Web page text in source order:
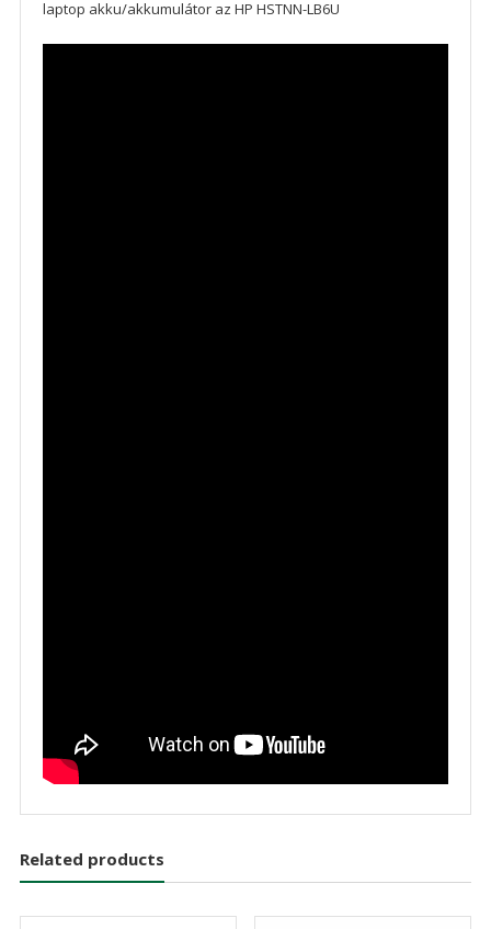
laptop akku/akkumulátor az HP HSTNN-LB6U
Related products